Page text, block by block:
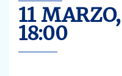
11
18:00